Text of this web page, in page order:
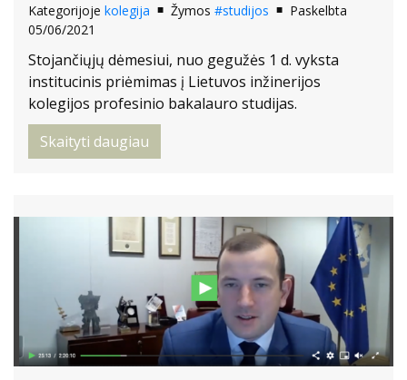
Kategorijoje kolegija Žymos #studijos
Paskelbta
05/06/2021
Stojančiųjų dėmesiui, nuo gegužės 1 d. vyksta
institucinis priėmimas į Lietuvos inžinerijos
kolegijos profesinio bakalauro studijas.
Skaityti daugiau